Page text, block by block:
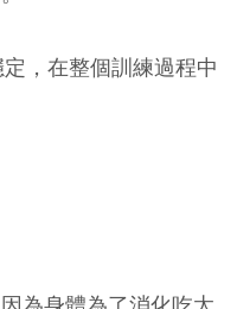
，在整個訓練過程中